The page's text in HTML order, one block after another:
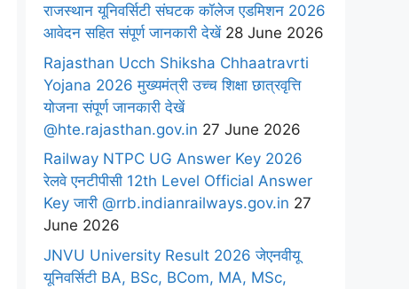
राजस्थान यूनिवर्सिटी संघटक कॉलेज एडमिशन 2026
आवेदन सहित संपूर्ण जानकारी देखें28 June 2026
Rajasthan Ucch Shiksha Chhaatravrti
Yojana 2026 मुख्यमंत्री उच्च शिक्षा छात्रवृत्ति
योजना संपूर्ण जानकारी देखें
@hte.rajasthan.gov.in 27 June 2026
Railway NTPC UG Answer Key 2026
रेलवे एनटीपीसी 12th Level Official Answer
Key जारी @rrb.indianrailways.gov.in 27
June 2026
JNVU University Result 2026 जेएनवीयू
यूनिवर्सिटी BA, BSc, BCom, MA, MSc,